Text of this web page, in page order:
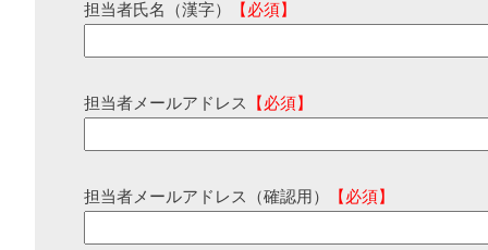
担当者氏名（漢字） 【必須】
担当者メールアドレス 【必須】
担当者メールアドレス（確認用） 【必須】